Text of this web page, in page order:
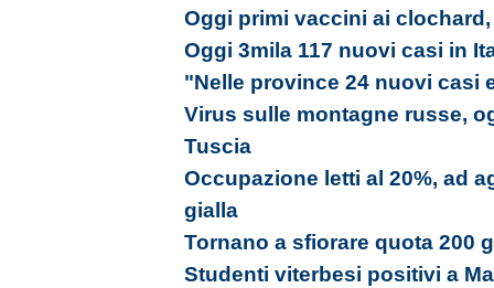
Oggi primi vaccini ai
Oggi 3mila 117 nuovi casi in
"Nelle province 24 nuovi casi
Virus sulle montagne russe,
Tuscia
Occupazione letti al 20%, ad
gialla
Tornano a sfiorare quota 200
Studenti viterbesi positivi a